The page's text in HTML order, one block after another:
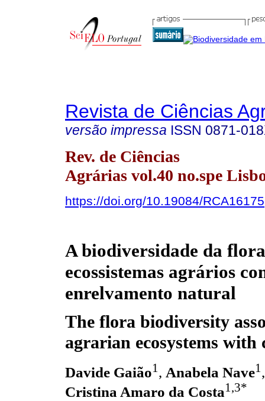
Revista de Ciências
versão impressa ISSN 0871-
Rev. de Ciências
Agrárias vol.40 no.spe
https://doi.org/10.19084/RCA16175
A biodiversidade da
ecossistemas agrários
enrelvamento natural
The flora biodiversity
agrarian ecosystems with
Davide Gaião1 , Anabela Nave1
Cristina Amaro da Costa1,3*